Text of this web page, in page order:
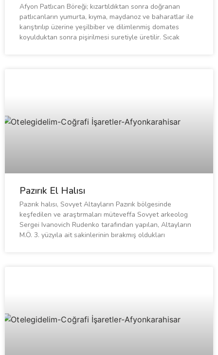
Afyon Patlıcan Böreği; kızartıldıktan sonra doğranan
patlıcanların yumurta, kıyma, maydanoz ve baharatlar ile
karıştırılıp üzerine yeşilbiber ve dilimlenmiş domates
koyulduktan sonra pişirilmesi suretiyle üretilir. Sıcak
Pazırık El Halısı
Pazırık halısı, Sovyet Altayların Pazırık bölgesinde
keşfedilen ve araştırmaları müteveffa Sovyet arkeolog
Sergei Ivanovich Rudenko tarafından yapılan, Altayların
M.Ö. 3. yüzyıla ait sakinlerinin bırakmış oldukları